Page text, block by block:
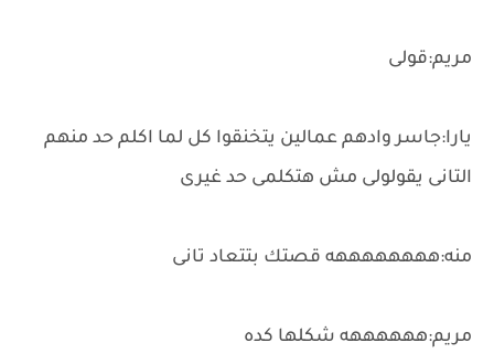
مريم:قولى
يارا:جاسر وادهم عمالين يتخنقوا كل لما اكلم حد منهم
التانى يقولولى مش هتكلمى حد غيرى
منه:ههههههههه قصتك بتتعاد تانى
مريم:ههههههه شكلها كده